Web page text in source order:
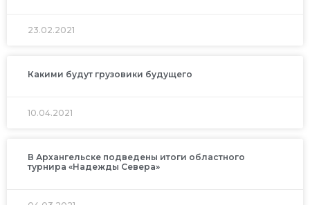
23.02.2021
Какими будут грузовики будущего
10.04.2021
В Архангельске подведены итоги областного
турнира «Надежды Севера»